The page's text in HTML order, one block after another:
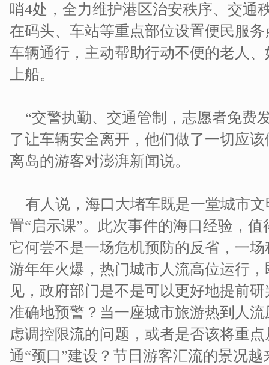
哨4处，全力维护港区治安秩序、交通
在码头、车站等重点部位设置便民服
车辆通行，主动帮助行动不便的老人
上船。
“交警执勤、交通管制，志愿者免费
了让车辆安全离开，他们做了一切应
离岛的游客对澎湃新闻说。
有人说，海口大堵车既是一堂城市
置“启示课”。此次事件的海口经验，
它何尝不是一场危机预防的反省，一
游年年火爆，热门城市人流高位运行
见，政府部门是不是可以更好地提前
准确地预警？当一座城市旅游热到人
虑调控限流的问题，或者是否该将重
通“颈口”建设？节日游客汇流的景况